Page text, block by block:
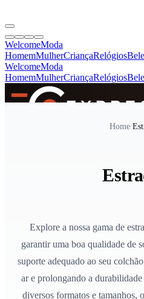
WelcomeModa
HomemMulherCriançaRelógios
WelcomeModa
HomemMulherCriançaRelógios
Home/
Explore a nossa gama de
garantir uma boa qualidade de
suporte adequado ao seu
ar e prolongando a
diversos formatos e tamanhos,